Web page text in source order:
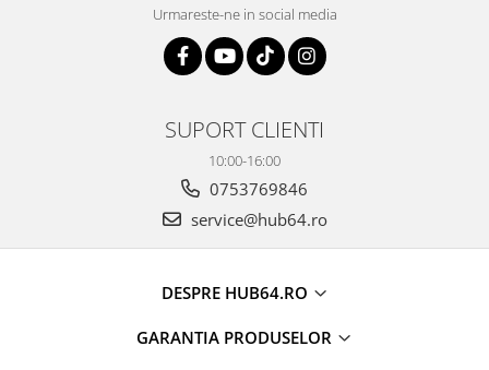
Urmareste-ne in social media
SUPORT CLIENTI
10:00-16:00
0753769846
service@hub64.ro
DESPRE HUB64.RO
GARANTIA PRODUSELOR